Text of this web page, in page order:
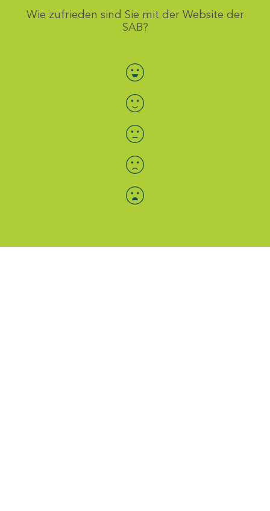
Wie zufrieden sind Sie mit der Website der
SAB?
Bewertung auswählen